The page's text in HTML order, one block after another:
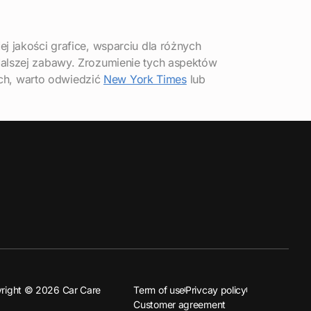
jakości grafice, wsparciu dla różnych
zabawy. Zrozumienie tych aspektów
warto odwiedzić New York Timeslub
© 2026 Car Care Term of usePrivcay policy
Customer agreement